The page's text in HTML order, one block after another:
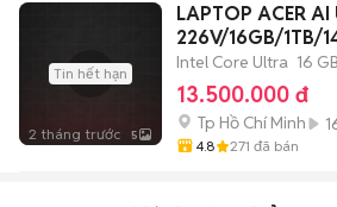
Tin hết hạn
2 tháng trước 5
LAPTOP ACER AI
226V/16GB/1TB/
Intel Core Ultra 16 GB
13.500.000 đ
Tp Hồ Chí Minh
4.8 271 đã bán